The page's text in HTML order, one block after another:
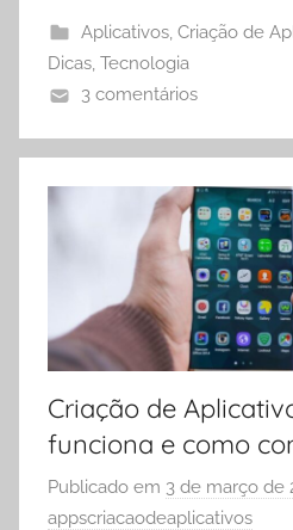
Aplicativos, Criação de
Dicas, Tecnologia
3 comentários
Criação de
funciona e como
Publicado em 3 de março de
appscriacaodeaplicativos